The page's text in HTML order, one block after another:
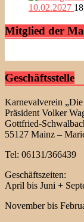
10.02.2027
Mitglied der
Geschäftsstelle
Karnevalverein
Präsident Volker
Gottfried-
55127 Mainz –
Tel: 06131/366439
Geschäftszeiten:
April bis Juni +
November bis